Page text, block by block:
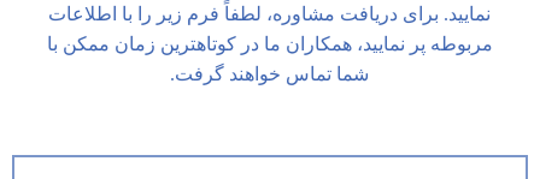
نمایید. برای دریافت مشاوره، لطفاً فرم زیر را با اطلاعات
مربوطه پر نمایید، همکاران ما در کوتاهترین زمان ممکن با
شما تماس خواهند گرفت.